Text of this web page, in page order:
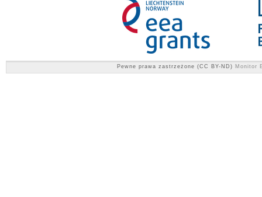
Pewne prawa zastrzeżone (CC BY-ND) Monitor